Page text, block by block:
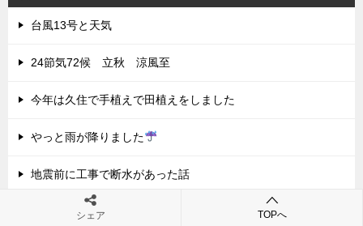
台風13号と天気
24節気72候 立秋 涼風至
今年は久住で手植えで田植えをしました
やっと雨が降りました
地震前に工事で断水があった話
シェア TOPへ